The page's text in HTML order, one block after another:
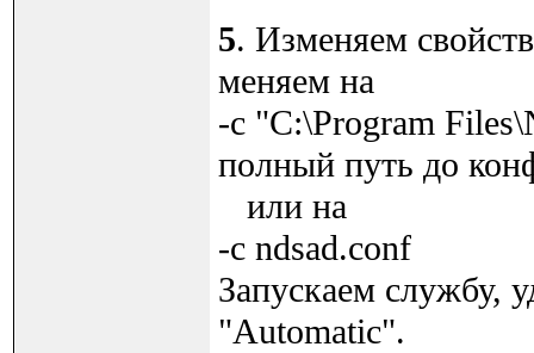
5. Изменяем
меняем на
-c "C:\Program
полный путь до
или на
-c ndsad.conf
Запускаем службу,
"Automatic".